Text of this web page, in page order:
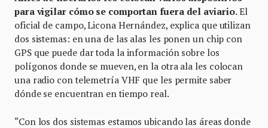
para vigilar cómo se comportan fuera del aviario.El
oficial de campo, Licona Hernández, explica que utilizan
dos sistemas: en una de las alas les ponen un chip con
GPS que puede dar toda la información sobre los
polígonos donde se mueven, en la otra ala les colocan
una radio con telemetría VHF que les permite saber
dónde se encuentran en tiempo real.
“Con los dos sistemas estamos ubicando las áreas donde